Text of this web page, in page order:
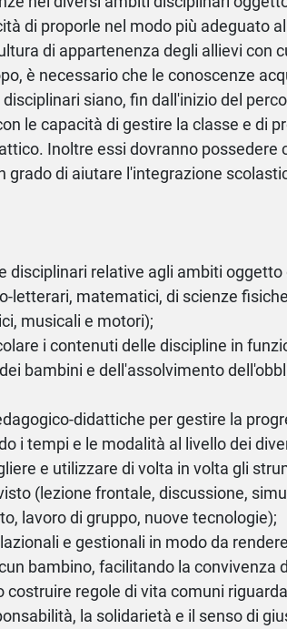
di proporle nel modo più adeguato
di appartenenza degli allievi con
è necessario che le conoscenze
siano, fin dall'inizio del
le capacità di gestire la classe e di
Inoltre essi dovranno possedere
grado di aiutare l'integrazione
disciplinari relative agli ambiti oggetto
letterari, matematici, di scienze
musicali e motori);
i contenuti delle discipline in
bambini e dell'assolvimento
didattiche per gestire la
i tempi e le modalità al livello dei
e utilizzare di volta in volta gli
(lezione frontale, discussione,
lavoro di gruppo, nuove tecnologie);
e gestionali in modo da
bambino, facilitando la convivenza
costruire regole di vita comuni
la solidarietà e il senso di